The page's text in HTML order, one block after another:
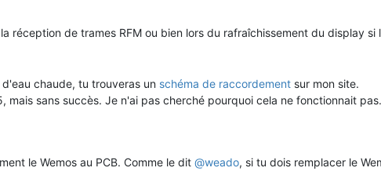
réception de trames RFM ou bien lors du rafraîchissement du display si
chaude, tu trouveras un schéma de raccordement sur mon site.
mais sans succès. Je n'ai pas cherché pourquoi cela ne fonctionnait
le Wemos au PCB. Comme le dit @weado, si tu dois remplacer le